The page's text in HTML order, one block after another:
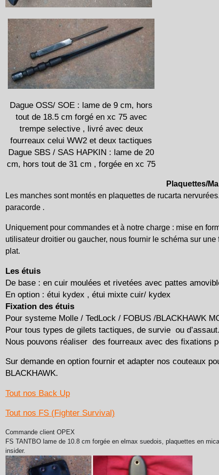
Dague OSS/ SOE : lame de 9 cm, hors
tout de 18.5 cm forgé en xc 75 avec
trempe selective , livré avec deux
fourreaux celui WW2 et deux tactiques
Dague SBS / SAS HAPKIN : lame de 20
cm, hors tout de 31 cm , forgée en xc 75
Plaquettes/
Les manches sont montés en plaquettes de rucarta
paracorde .
Uniquement pour commandes et à notre charge : mise en
utilisateur droitier ou gaucher, nous fournir le schéma sur
plat.
Les étuis
De base : en cuir moulées et rivetées avec pattes
En option : étui kydex , étui mixte cuir/ kydex
Fixation des étuis
Pour systeme Molle / TedLock / FOBUS /BLACKHAWK
Pour tous types de gilets tactiques, de survie ou
Nous pouvons réaliser des fourreaux avec des fixations
Sur demande en option fournir et adapter nos couteaux
BLACKHAWK.
Tout nos Back Up
Tout nos FS (Fighter Survival)
Commande client OPEX
FS TANTBO lame de 10.8 cm forgée en elmax suedois, plaquettes en
insider.